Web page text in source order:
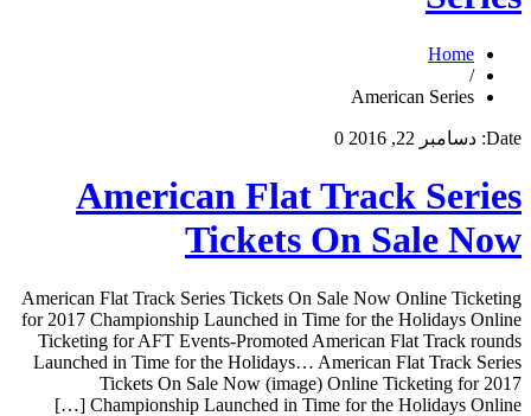
Home
/
American Series
Date: دسامبر 22, 2016 0
American Flat Track Series
Tickets On Sale Now
American Flat Track Series Tickets On Sale Now Online Ticketing
for 2017 Championship Launched in Time for the Holidays Online
Ticketing for AFT Events-Promoted American Flat Track rounds
Launched in Time for the Holidays… American Flat Track Series
Tickets On Sale Now (image) Online Ticketing for 2017
Championship Launched in Time for the Holidays Online […]